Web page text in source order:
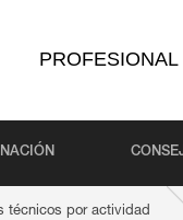
PROFESIONAL
técnicos por actividad